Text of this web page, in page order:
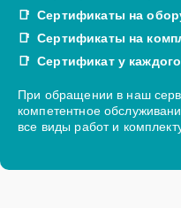
Сертификаты на
Сертификаты на
Сертификат у
При обращении в наш
компетентное
все виды работ и